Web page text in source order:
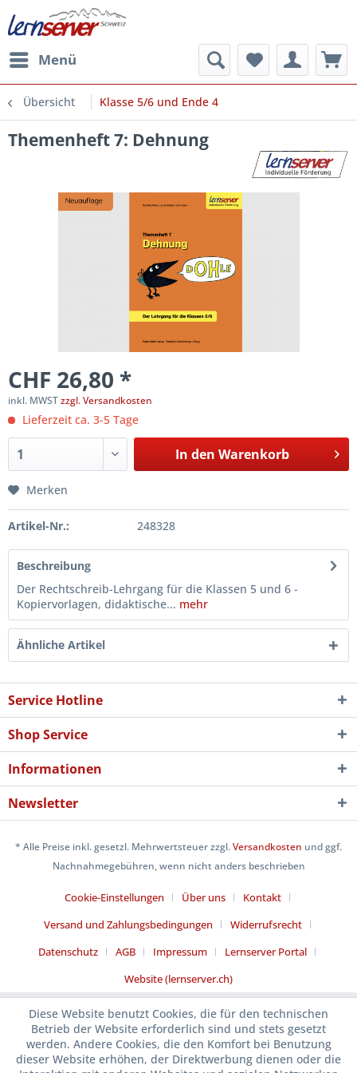
Menü
Übersicht Klasse 5/6 und Ende 4
Themenheft 7: Dehnung
CHF 26,80 *
inkl. MWSTzzgl. Versandkosten
Lieferzeit ca. 3-5 Tage
In den Warenkorb
Merken
Artikel-Nr.: 248328
Beschreibung
Der Rechtschreib-Lehrgang für die Klassen 5 und 6 -
Kopiervorlagen, didaktische... mehr
Ähnliche Artikel
Service Hotline
Shop Service
Informationen
Newsletter
* Alle Preise inkl. gesetzl. Mehrwertsteuer zzgl.Versandkosten und ggf.
Nachnahmegebühren, wenn nicht anders beschrieben
Cookie-Einstellungen Über uns
Kontakt
Versand und Zahlungsbedingungen
Widerrufsrecht
Datenschutz
AGB Impressum
Lernserver Portal
Website (lernserver.ch)
Diese Website benutzt Cookies, die für den technischen
Betrieb der Website erforderlich sind und stets gesetzt
werden. Andere Cookies, die den Komfort bei Benutzung
dieser Website erhöhen, der Direktwerbung dienen oder die